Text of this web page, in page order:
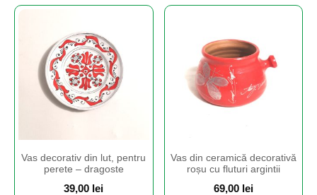
Vas decorativ din lut, pentru
perete – dragoste
39,00 lei
Vas din ceramică decorativă
roșu cu fluturi argintii
69,00 lei